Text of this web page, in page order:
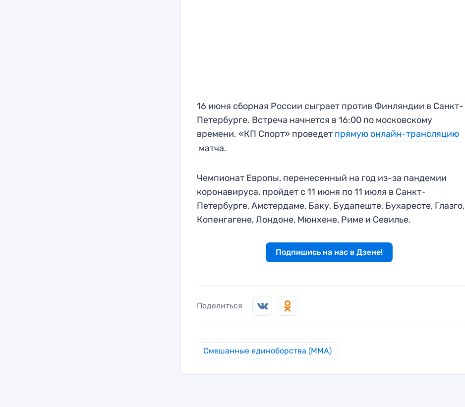
16 июня сборная России сыграет против Финляндии в Санкт-
Петербурге. Встреча начнется в 16:00 по московскому
времени. «КП Спорт» проведет прямую онлайн-трансляцию
матча.
Чемпионат Европы, перенесенный на год из-за пандемии
коронавируса, пройдет с 11 июня по 11 июля в Санкт-
Петербурге, Амстердаме, Баку, Будапеште, Бухаресте, Глазго,
Копенгагене, Лондоне, Мюнхене, Риме и Севилье.
Подпишись на нас в Дзене!
Поделиться
Смешанные единоборства (MMA)